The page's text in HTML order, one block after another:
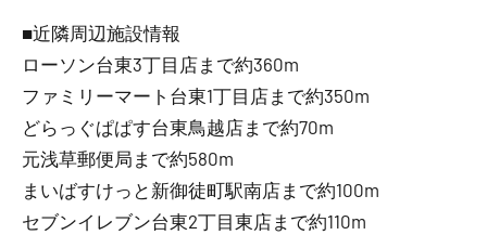
■近隣周辺施設情報
ローソン台東3丁目店まで約360m
ファミリーマート台東1丁目店まで約350m
どらっぐぱぱす台東鳥越店まで約70m
元浅草郵便局まで約580m
まいばすけっと新御徒町駅南店まで約100m
セブンイレブン台東2丁目東店まで約110m